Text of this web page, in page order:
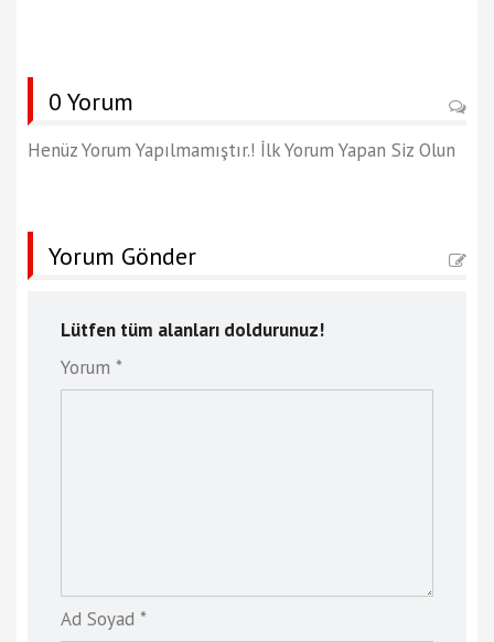
0 Yorum
Henüz Yorum Yapılmamıştır.! İlk Yorum Yapan Siz Olun
Yorum Gönder
Lütfen tüm alanları doldurunuz!
Yorum *
Ad Soyad *